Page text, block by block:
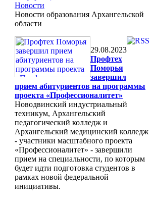
Новости
Новости образования Архангельской
области
29.08.2023
Профтех
Поморья
завершил
прием абитуриентов на программы
проекта «Профессионалитет»
Новодвинский индустриальный
техникум, Архангельский
педагогический колледж и
Архангельский медицинский колледж
- участники масштабного проекта
«Профессионалитет» - завершили
прием на специальности, по которым
будет идти подготовка студентов в
рамках новой федеральной
инициативы.